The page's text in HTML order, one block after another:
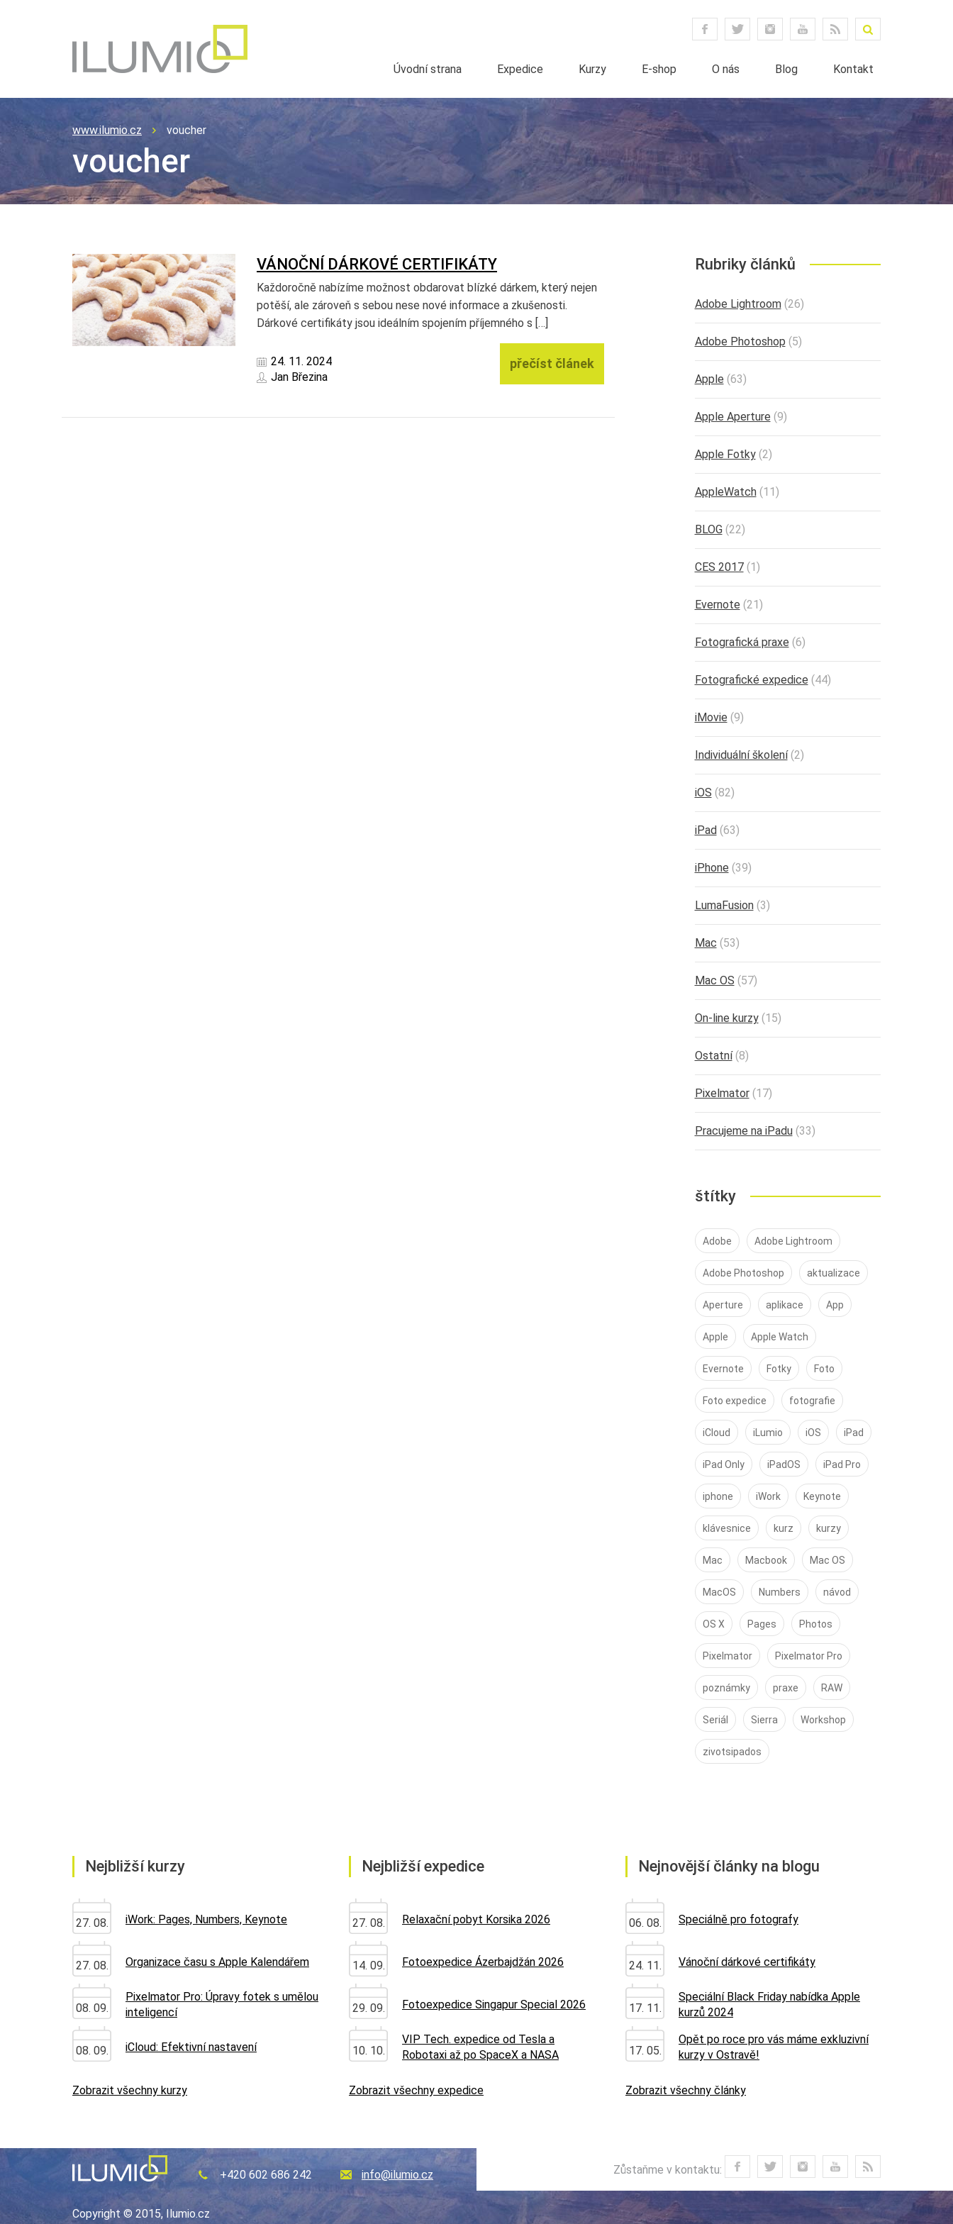
Úvodní strana Expedice Kurzy E-shop O nás Blog Kontakt
www.ilumio.cz voucher
voucher
VÁNOČNÍ DÁRKOVÉ CERTIFIKÁTY
Každoročně nabízíme možnost obdarovat blízké dárkem, který nejen
potěší, ale zároveň s sebou nese nové informace a zkušenosti.
Dárkové certifikáty jsou ideálním spojením příjemného s […]
24. 11. 2024
Jan Březina
přečíst článek
Rubriky článků
Adobe Lightroom(26)
Adobe Photoshop (5)
Apple (63)
Apple Aperture (9)
Apple Fotky(2)
AppleWatch(11)
BLOG(22)
CES 2017(1)
Evernote (21)
Fotografická praxe (6)
Fotografické expedice (44)
iMovie (9)
Individuální školení(2)
iOS (82)
iPad(63)
iPhone (39)
LumaFusion(3)
Mac (53)
Mac OS (57)
On-line kurzy(15)
Ostatní(8)
Pixelmator(17)
Pracujeme na iPadu(33)
štítky
Adobe Adobe Lightroom
Adobe Photoshop aktualizace
Aperture aplikace App
Apple Apple Watch
Evernote Fotky Foto
Foto expedice fotografie
iCloud iLumio iOS iPad
iPad Only iPadOS iPad Pro
iphone iWork Keynote
klávesnice kurz kurzy
Mac Macbook Mac OS
MacOS Numbers návod
OS X Pages Photos
Pixelmator Pixelmator Pro
poznámky praxe RAW
Seriál Sierra Workshop
zivotsipados
Nejbližší kurzy
27. 08. iWork: Pages, Numbers, Keynote
27. 08. Organizace času s Apple Kalendářem
08. 09.
Pixelmator Pro: Úpravy fotek s umělou
inteligencí
08. 09. iCloud: Efektivní nastavení
Zobrazit všechny kurzy
Nejbližší expedice
27. 08. Relaxační pobyt Korsika 2026
14. 09. Fotoexpedice Ázerbajdžán 2026
29. 09. Fotoexpedice Singapur Special 2026
10. 10.
VIP Tech. expedice od Tesla a
Robotaxi až po SpaceX a NASA
Zobrazit všechny expedice
Nejnovější články na blogu
06. 08. Speciálně pro fotografy
24. 11. Vánoční dárkové certifikáty
17. 11.
Speciální Black Friday nabídka Apple
kurzů 2024
17. 05.
Opět po roce pro vás máme exkluzivní
kurzy v Ostravě!
Zobrazit všechny články
+420 602 686 242 info@ilumio.cz Zůstaňme v kontaktu:
Copyright © 2015, Ilumio.cz